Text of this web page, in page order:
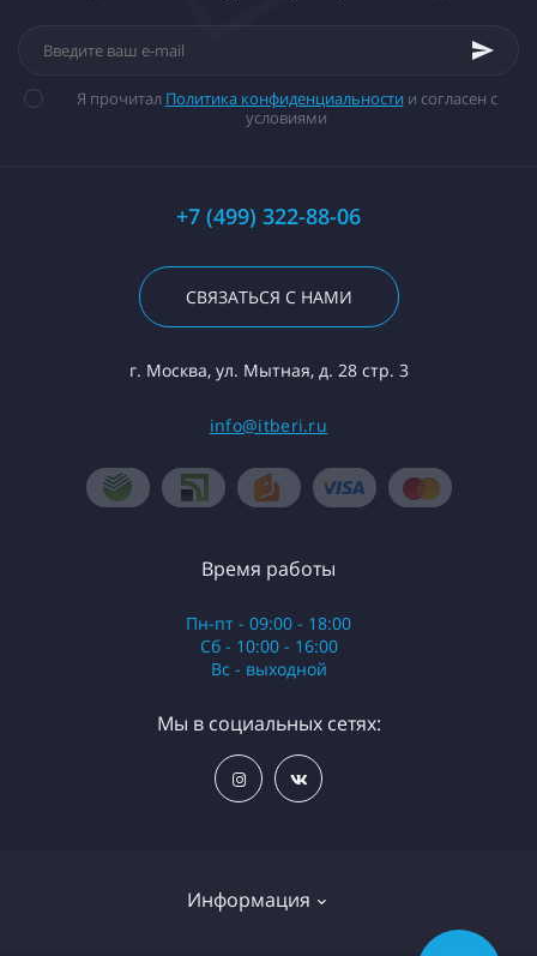
Я прочитал Политика конфиденциальности и согласен с
условиями
+7 (499) 322-88-06
СВЯЗАТЬСЯ С НАМИ
г. Москва, ул. Мытная, д. 28 стр. 3
info@itberi.ru
Информация
Время работы
Пн-пт - 09:00 - 18:00
Сб - 10:00 - 16:00
Вс - выходной
Мы в социальных сетях: